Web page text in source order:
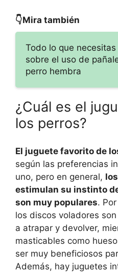
👇Mira también
Todo lo que
sobre el uso de
perro hembra
¿Cuál es el
los perros?
El juguete favorito de
según las preferencias
uno, pero en general,
estimulan su instinto
son muy populares.
los discos voladores
a atrapar y devolver,
masticables como
ser muy beneficiosos
Además, hay juguetes